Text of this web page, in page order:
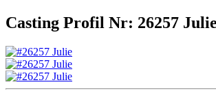
Casting Profil Nr: 26257 Julie